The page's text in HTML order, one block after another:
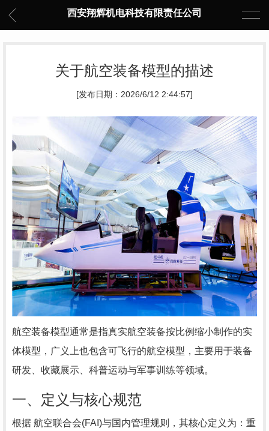
西安翔辉机电科技有限责任公司
关于航空装备模型的描述
[发布日期：2026/6/12 2:44:57]
航空装备模型‌通常是指真实航空装备按比例缩小制作的实
体模型，广义上也包含可飞行的航空模型，主要用于装备
研发、收藏展示、科普运动与军事训练等领域。
一、定义与核心规范
根据 航空联合会(FAI)与国内管理规则，其核心定义为：‌重